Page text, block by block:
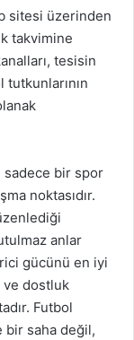
sitesi üzerinden
takvimine
tesisin
sadece bir spor
noktasıdır.
anlar
gücünü en iyi
ve dostluk
Futbol
bir saha değil,